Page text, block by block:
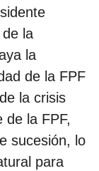
la
la
de la FPF
la crisis
de la FPF,
sucesión, lo
para